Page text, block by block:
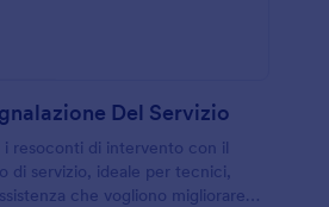
Del Servizio
i resoconti di intervento con il
di servizio, ideale per tecnici,
che vogliono migliorare